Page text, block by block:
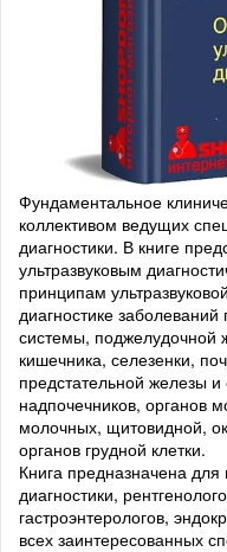
Фундаментальное
коллективом ведущих
диагностики. В книге
ультразвуковым
принципам
диагностике
системы, поджелудочной
кишечника, селезенки,
предстательной железы
надпочечников, органов
молочных, щитовидной,
органов грудной клетки.
Книга предназначена для
диагностики,
гастроэнтерологов,
всех заинтересованных